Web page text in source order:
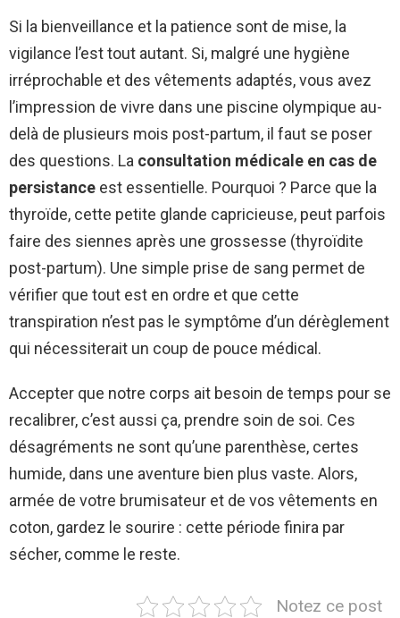
Si la bienveillance et la patience sont de mise, la
vigilance l’est tout autant. Si, malgré une hygiène
irréprochable et des vêtements adaptés, vous avez
l’impression de vivre dans une piscine olympique au-
delà de plusieurs mois post-partum, il faut se poser
des questions. La consultation médicale en cas de
persistance est essentielle. Pourquoi ? Parce que la
thyroïde, cette petite glande capricieuse, peut parfois
faire des siennes après une grossesse (thyroïdite
post-partum). Une simple prise de sang permet de
vérifier que tout est en ordre et que cette
transpiration n’est pas le symptôme d’un dérèglement
qui nécessiterait un coup de pouce médical.
Accepter que notre corps ait besoin de temps pour se
recalibrer, c’est aussi ça, prendre soin de soi. Ces
désagréments ne sont qu’une parenthèse, certes
humide, dans une aventure bien plus vaste. Alors,
armée de votre brumisateur et de vos vêtements en
coton, gardez le sourire : cette période finira par
sécher, comme le reste.
Notez ce post